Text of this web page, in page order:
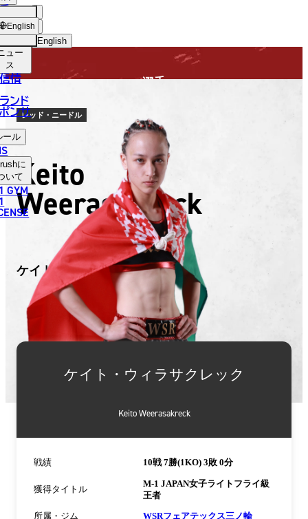
English
中文（简体）
中文（繁體）
ไทย
العربية
ョッ
プ
ュー
ス
情
ンド
ンサ
ール
に
いて
GYM
English
選手
レッド・ニードル
Keito
Weerasakreck
ケイト・ウィラサクレック
ケイト・ウィラサクレック
Keito Weerasakreck
戦績 10戦 7勝(1KO) 3敗 0分
獲得タイトル
M-1 JAPAN女子ライトフライ級
王者
所属・ジム WSRフェアテックス三ノ輪